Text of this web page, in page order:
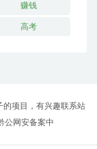
赚钱
高考
的项目，有兴趣联系站
公网安备案中